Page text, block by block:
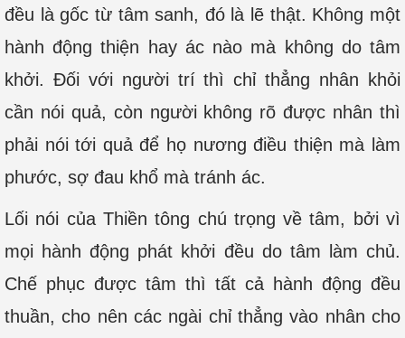
đều là gốc từ tâm sanh, đó là lẽ thật. Không một
hành động thiện hay ác nào mà không do tâm
khởi. Đối với người trí thì chỉ thẳng nhân khỏi
cần nói quả, còn người không rõ được nhân thì
phải nói tới quả để họ nương điều thiện mà làm
phước, sợ đau khổ mà tránh ác.
Lối nói của Thiền tông chú trọng về tâm, bởi vì
mọi hành động phát khởi đều do tâm làm chủ.
Chế phục được tâm thì tất cả hành động đều
thuần, cho nên các ngài chỉ thẳng vào nhân cho